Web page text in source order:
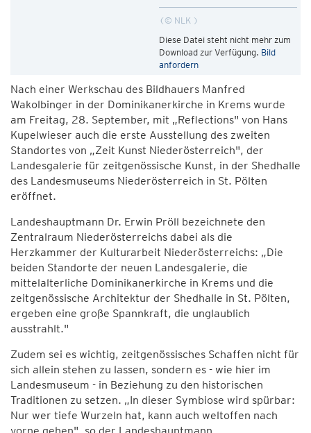
© NLK
Diese Datei steht nicht mehr zum
Download zur Verfügung. Bild
anfordern
Nach einer Werkschau des Bildhauers Manfred
Wakolbinger in der Dominikanerkirche in Krems wurde
am Freitag, 28. September, mit „Reflections" von Hans
Kupelwieser auch die erste Ausstellung des zweiten
Standortes von „Zeit Kunst Niederösterreich", der
Landesgalerie für zeitgenössische Kunst, in der Shedhalle
des Landesmuseums Niederösterreich in St. Pölten
eröffnet.
Landeshauptmann Dr. Erwin Pröll bezeichnete den
Zentralraum Niederösterreichs dabei als die
Herzkammer der Kulturarbeit Niederösterreichs: „Die
beiden Standorte der neuen Landesgalerie, die
mittelalterliche Dominikanerkirche in Krems und die
zeitgenössische Architektur der Shedhalle in St. Pölten,
ergeben eine große Spannkraft, die unglaublich
ausstrahlt."
Zudem sei es wichtig, zeitgenössisches Schaffen nicht für
sich allein stehen zu lassen, sondern es - wie hier im
Landesmuseum - in Beziehung zu den historischen
Traditionen zu setzen. „In dieser Symbiose wird spürbar:
Nur wer tiefe Wurzeln hat, kann auch weltoffen nach